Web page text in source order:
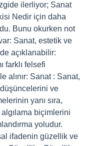
ilerliyor; Sanat
Nedir için daha
Bunu okurken not
var: Sanat, estetik ve
açıklanabilir:
farklı felsefi
alınır: Sanat : Sanat,
düşüncelerini ve
yanı sıra,
biçimlerini
yoludur.
ifadenin güzellik ve